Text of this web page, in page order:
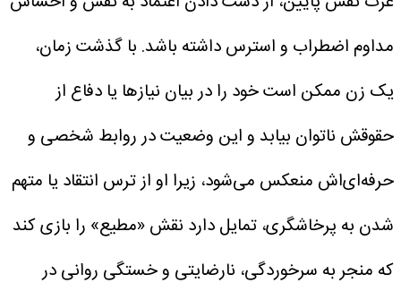
مداوم اضطراب و استرس داشته باشد. با گذشت زمان،
یک زن ممکن است خود را در بیان نیازها یا دفاع از
حقوقش ناتوان بیابد و این وضعیت در روابط شخصی و
حرفه‌ای‌اش منعکس می‌شود، زیرا او از ترس انتقاد یا متهم
شدن به پرخاشگری، تمایل دارد نقش «مطیع» را بازی کند
که منجر به سرخوردگی، نارضایتی و خستگی روانی در